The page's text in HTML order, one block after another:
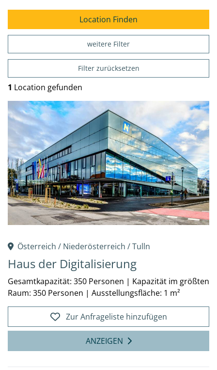
weitere Filter
Filter zurücksetzen
1 Location gefunden
Österreich / Niederösterreich /Tulln
Haus der Digitalisierung
Gesamtkapazität: 350 Personen | Kapazität im größten
Raum: 350 Personen | Ausstellungsfläche: 1 m²
Zur Anfrageliste hinzufügen
ANZEIGEN